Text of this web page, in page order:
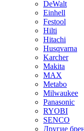
DeWalt
Einhell
Festool
Hilti
Hitachi
Husqvarna
Karcher
Makita
MAX
Metabo
Milwaukee
Panasonic
RYOBI
SENCO
Другие